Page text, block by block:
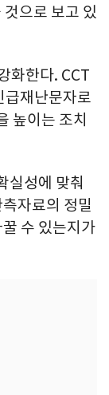
으로 보고 있
화한다. CCT
급재난문자로
높이는 조치
실성에 맞춰
자료의 정밀
수 있는지가